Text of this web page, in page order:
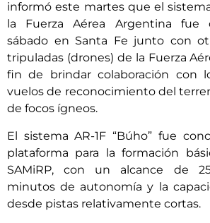
informó este martes que el sistema
la Fuerza Aérea Argentina fue
sábado en Santa Fe junto con
tripuladas (drones) de la Fuerza
fin de brindar colaboración con
vuelos de reconocimiento del
de focos ígneos.
El sistema AR-1F “Búho” fue
plataforma para la formación
SAMiRP, con un alcance de
minutos de autonomía y la
desde pistas relativamente cortas.